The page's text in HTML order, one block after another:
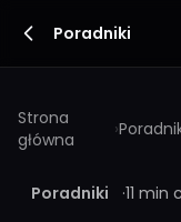
Poradniki
Strona
główna
›
Poradniki ·11 min